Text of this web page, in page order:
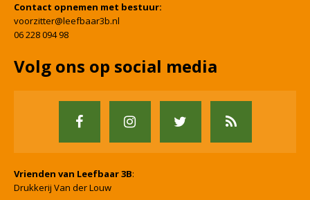
Contact opnemen met bestuur:
voorzitter@leefbaar3b.nl
06 228 094 98
Volg ons op social media
Vrienden van Leefbaar 3B:
Drukkerij Van der Louw